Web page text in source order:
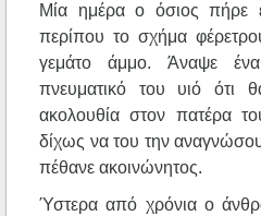
Μία ημέρα ο όσιος πήρε
περίπου το σχήμα
γεμάτο άμμο. Άναψε
πνευματικό του υιό ότι
ακολουθία στον πατέρα
δίχως να του την
πέθανε ακοινώνητος.
Ύστερα από χρόνια ο